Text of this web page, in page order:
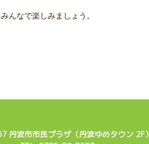
んなで楽しみましょう。
丹波市市民プラザ（丹波ゆめタウン 2F）